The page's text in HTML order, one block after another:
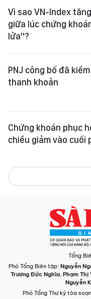
Vì sao VN-Index
giữa lúc chứng
lửa"?
PNJ công bố đã
thanh khoản
Chứng khoán phục
chiều giảm vào cuối
Tổng
Phó Tổng Biên tập: Nguyễn
Trương Đức Nghĩa, Phạm Thị
Nguyễn
Phó Tổng Thư ký tòa